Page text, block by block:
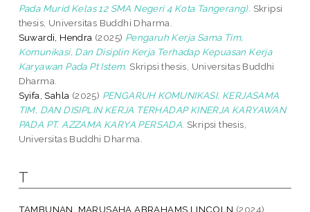
Pada Murid Kelas 12 SMA Negeri 4 Kota Tangerang). Skripsi
thesis, Universitas Buddhi Dharma.
Suwardi, Hendra (2025) Pengaruh Kerja Sama Tim,
Komunikasi, Dan Disiplin Kerja Terhadap Kepuasan Kerja
Karyawan Pada Pt Istem. Skripsi thesis, Universitas Buddhi
Dharma.
Syifa, Sahla (2025) PENGARUH KOMUNIKASI, KERJASAMA
TIM, DAN DISIPLIN KERJA TERHADAP KINERJA KARYAWAN
PADA PT. AZZAMA KARYA PERSADA. Skripsi thesis,
Universitas Buddhi Dharma.
T
TAMBUNAN, MARUSAHA ABRAHAMS LINCOLN (2024)